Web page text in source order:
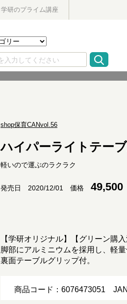
学研のプライム講座
shop保育CANvol.56
ハイパーライトテー
軽いので運ぶのラクラク
発売日 2020/12/01 価格 49,500
【学研オリジナル】【グリーン購
脚部にアルミニウムを採用し、軽
裏面テーブルグリップ付。
商品コード：6076473051